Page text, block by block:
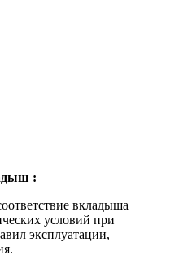
:
вкладыша
условий при
эксплуатации,